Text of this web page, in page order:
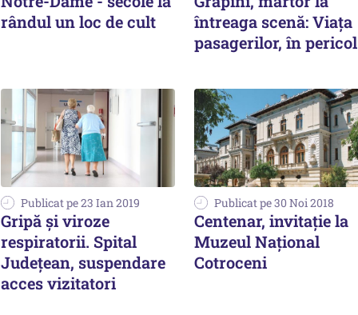
rândul un loc de cult
întreaga scenă: Viața
pasagerilor, în pericol
Publicat pe 23 Ian 2019
Gripă și viroze
respiratorii. Spital
Județean, suspendare
acces vizitatori
Publicat pe 30 Noi 2018
Centenar, invitație la
Muzeul Naţional
Cotroceni